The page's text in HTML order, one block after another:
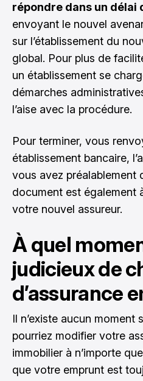
répondre dans un délai
envoyant le nouvel
sur l’établissement du
global. Pour plus de
un établissement se
démarches
l’aise avec la procédure.
Pour terminer, vous
établissement bancaire,
vous avez préalablement
document est également
votre nouvel assureur.
À quel
judicieux de
d’assurance
Il n’existe aucun moment
pourriez modifier votre
immobilier à n’importe
que votre emprunt est